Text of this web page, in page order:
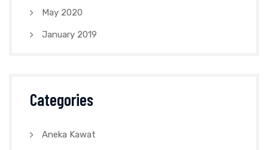
May 2020
January 2019
Categories
Aneka Kawat